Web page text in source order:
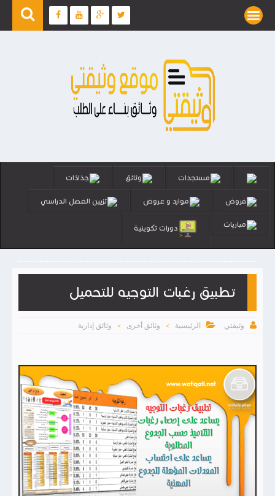
مستجدات وثائق جذاذات
فروض موارد و عروض تزيين الفصل الدراسي
مباريات دورات تكوينية
تطبيق رغبات التوجيه للتحميل
 وثيقتي  الرئيسية > وثائق أخرى > وثائق إدارية